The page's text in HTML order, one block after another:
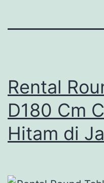
Rental
D180 Cm
Hitam di